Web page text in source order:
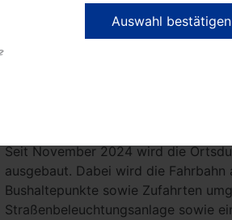
Auswahl bestätigen
aus Richtung Päwesin und Am
weitgehend beendet. Im vierten
Leninstraße wurde die Fahrbahn
Bauabschnitt vom Ortseingang
Seit November 2024 wird die
ausgebaut. Dabei wird die
Bushaltepunkte sowie Zufahrten
Straßenbeleuchtungsanlage sowie